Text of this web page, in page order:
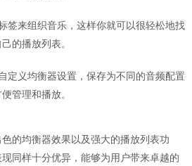
签来组织音乐，这样你就可以很轻松地找
的播放列表。
定义均衡器设置，保存为不同的音频配置
管理和播放。
的均衡器效果以及强大的播放列表功
同样十分优异，能够为用户带来卓越的